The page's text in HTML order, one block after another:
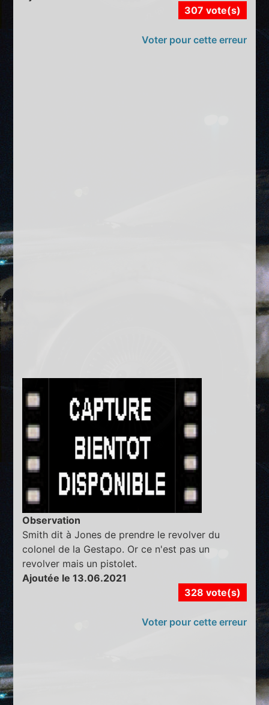
307 vote(s)
Voter pour cette erreur
Observation
Smith dit à Jones de prendre le revolver du
colonel de la Gestapo. Or ce n'est pas un
revolver mais un pistolet.
Ajoutée le 13.06.2021
328 vote(s)
Voter pour cette erreur